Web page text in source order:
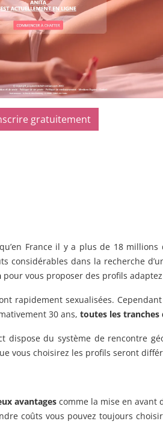
gratuitement
France il y a plus de 18
dans la recherche
pour vous proposer des profils
rapidement sexualisées.
30 ans, toutes les tranches
dispose du système de rencontre
vous choisirez les profils seront
avantages comme la mise en avant
coûts vous pouvez toujours choisir